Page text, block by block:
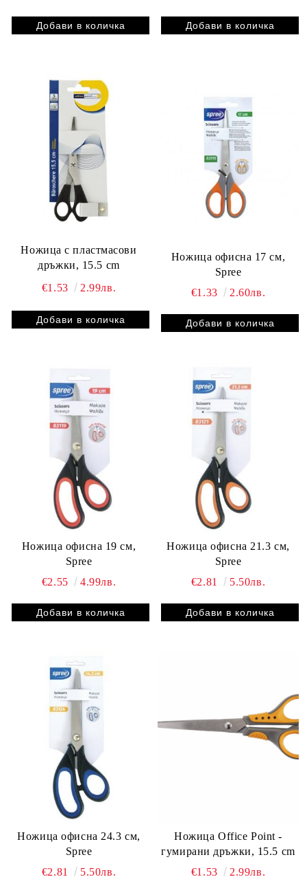
Ножица с пластмасови
дръжки, 15.5 cm
€1.53
2.99лв.
Ножица офисна 17 см,
Spree
€1.33
2.60лв.
Ножица офисна 19 см,
Spree
€2.55
4.99лв.
Ножица офисна 21.3 см,
Spree
€2.81
5.50лв.
Ножица офисна 24.3 см,
Spree
€2.81
5.50лв.
Ножица Office Point -
гумирани дръжки, 15.5 cm
€1.53
2.99лв.